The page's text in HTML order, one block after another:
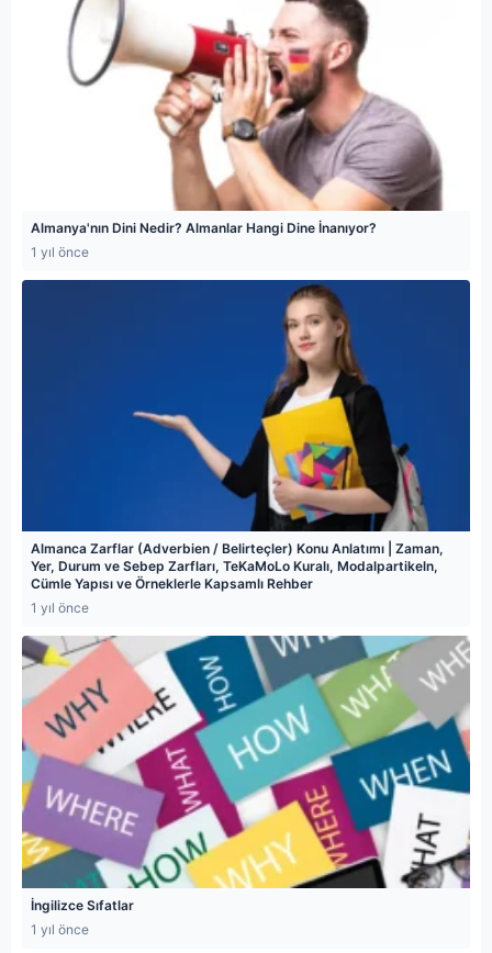
Almanya'nın Dini Nedir? Almanlar Hangi Dine İnanıyor?
1 yıl önce
Almanca Zarflar (Adverbien / Belirteçler) Konu Anlatımı | Zaman,
Yer, Durum ve Sebep Zarfları, TeKaMoLo Kuralı, Modalpartikeln,
Cümle Yapısı ve Örneklerle Kapsamlı Rehber
1 yıl önce
İngilizce Sıfatlar
1 yıl önce